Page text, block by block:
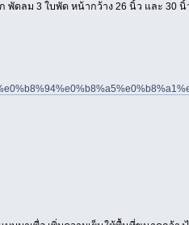
ลม 3 ใบพัด หน้ากว้าง 26 นิ้ว และ 30 นิ้